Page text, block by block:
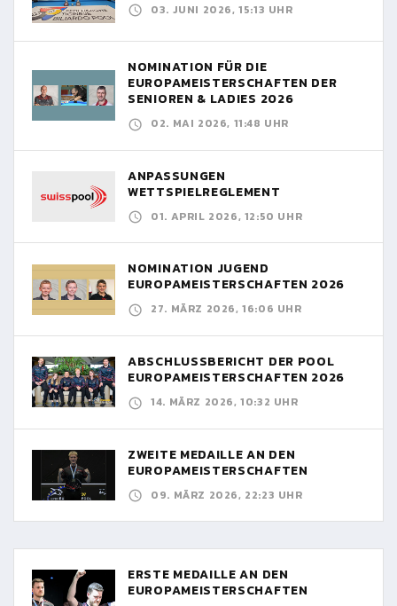
03. JUNI 2026, 15:13 UHR
NOMINATION FÜR DIE
EUROPAMEISTERSCHAFTEN DER
SENIOREN & LADIES 2026
02. MAI 2026, 11:48 UHR
ANPASSUNGEN
WETTSPIELREGLEMENT
01. APRIL 2026, 12:50 UHR
NOMINATION JUGEND
EUROPAMEISTERSCHAFTEN 2026
27. MÄRZ 2026, 16:06 UHR
ABSCHLUSSBERICHT DER POOL
EUROPAMEISTERSCHAFTEN 2026
14. MÄRZ 2026, 10:32 UHR
ZWEITE MEDAILLE AN DEN
EUROPAMEISTERSCHAFTEN
09. MÄRZ 2026, 22:23 UHR
ERSTE MEDAILLE AN DEN
EUROPAMEISTERSCHAFTEN